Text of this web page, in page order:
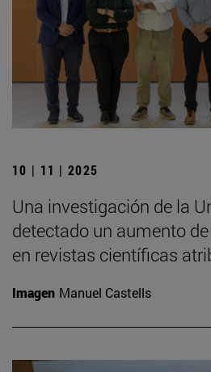
10 | 11 | 2025
Una investigación de la
detectado un aumento
en revistas científicas
Imagen Manuel Castells